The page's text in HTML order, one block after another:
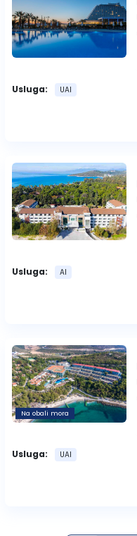
Usluga:
UAI
Usluga:
AI
Na obali mora
Usluga:
UAI